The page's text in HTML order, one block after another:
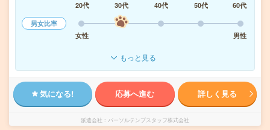
20代
30代 40代 50代
60代
男女比率
女性
男性
もっと見る
気になる! 応募へ進む 詳しく見る
派遣会社 パーソルテンプスタッフ株式会社